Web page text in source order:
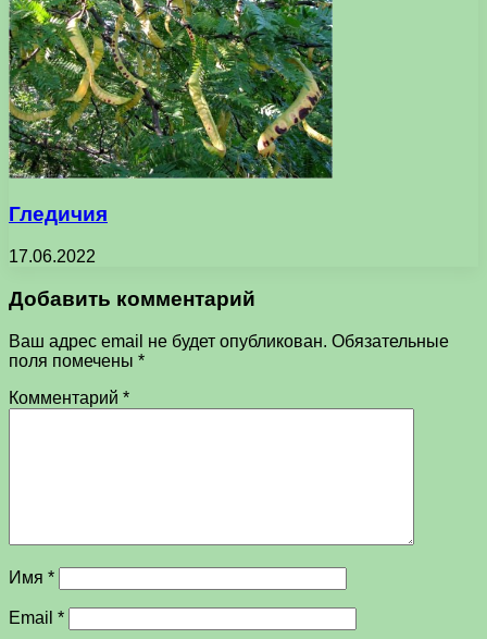
Гледичия
17.06.2022
Добавить комментарий
Ваш адрес email не будет опубликован. Обязательные
поля помечены *
Комментарий *
Имя *
Email *